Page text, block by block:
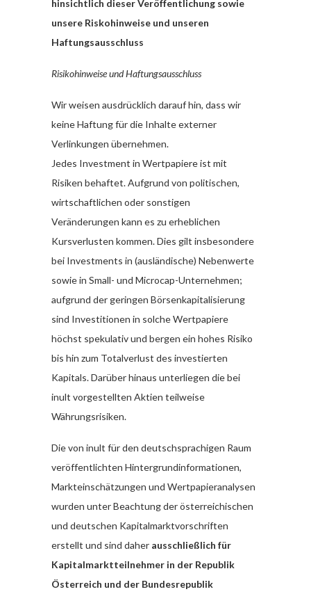
hinsichtlich dieser Veröffentlichung sowie
unsere Riskohinweise und unseren
Haftungsausschluss
Risikohinweise und Haftungsausschluss
Wir weisen ausdrücklich darauf hin, dass wir
keine Haftung für die Inhalte externer
Verlinkungen übernehmen.
Jedes Investment in Wertpapiere ist mit
Risiken behaftet. Aufgrund von politischen,
wirtschaftlichen oder sonstigen
Veränderungen kann es zu erheblichen
Kursverlusten kommen. Dies gilt insbesondere
bei Investments in (ausländische) Nebenwerte
sowie in Small- und Microcap-Unternehmen;
aufgrund der geringen Börsenkapitalisierung
sind Investitionen in solche Wertpapiere
höchst spekulativ und bergen ein hohes Risiko
bis hin zum Totalverlust des investierten
Kapitals. Darüber hinaus unterliegen die bei
inult vorgestellten Aktien teilweise
Währungsrisiken.
Die von inult für den deutschsprachigen Raum
veröffentlichten Hintergrundinformationen,
Markteinschätzungen und Wertpapieranalysen
wurden unter Beachtung der österreichischen
und deutschen Kapitalmarktvorschriften
erstellt und sind daher ausschließlich für
Kapitalmarktteilnehmer in der Republik
Österreich und der Bundesrepublik